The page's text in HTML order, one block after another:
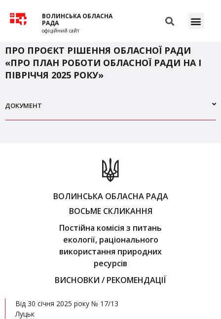
ВОЛИНСЬКА ОБЛАСНА
РАДА
офіційний сайт
ПРО ПРОЄКТ РІШЕННЯ ОБЛАСНОЇ РАДИ
«ПРО ПЛАН РОБОТИ ОБЛАСНОЇ РАДИ НА І
ПІВРІЧЧЯ 2025 РОКУ»
ДОКУМЕНТ
ВОЛИНСЬКА ОБЛАСНА РАДА
ВОСЬМЕ СКЛИКАННЯ
Постійна комісія з питань
екології, раціонального
використання природних
ресурсів
ВИСНОВКИ / РЕКОМЕНДАЦІЇ
Від 30 січня 2025 року № 17/13
Луцьк